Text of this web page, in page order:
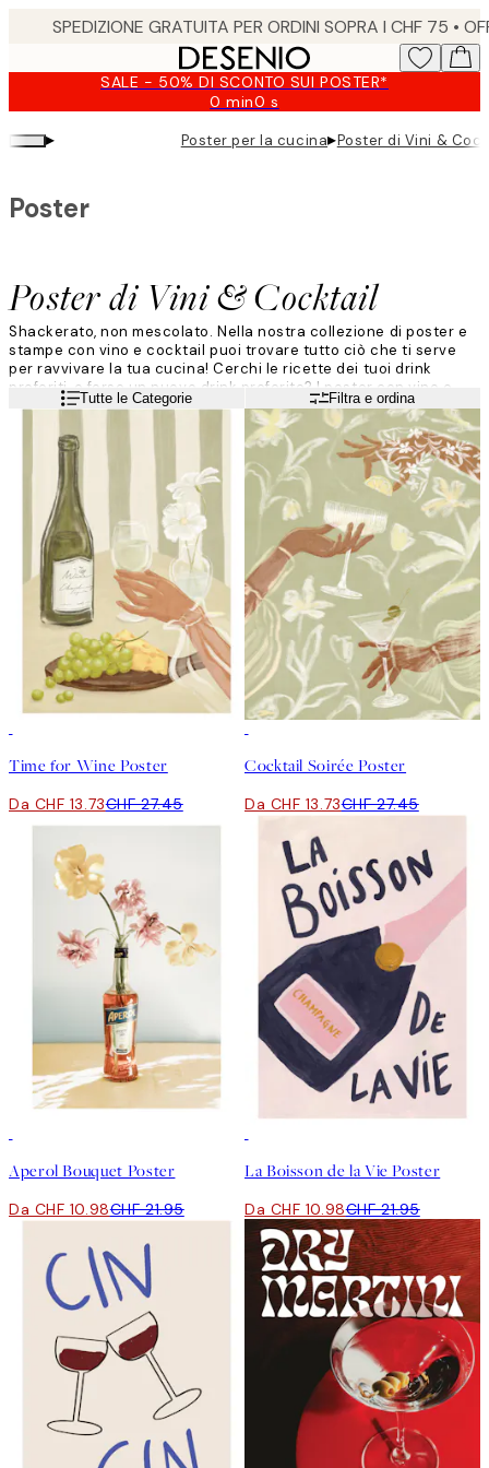
SALE - 50% DI SCONTO SUI POSTER*
0 min0 s
Valido
fino
a:
▸ Poster per la cucina▸Poster di Vini &
Poster di Vini & Cocktail
Poster
Shackerato, non mescolato. Nella nostra collezione di poster e
stampe con vino e cocktail puoi trovare tutto ciò che ti serve
per ravvivare la tua cucina! Cerchi le ricette dei tuoi drink
preferiti, o forse un nuovo drink preferito? I poster con vino e
cocktail sono una tendenza alla moda che durerà nel tempo,
soprattutto se scegli ricette di cocktail classici.
Leggi di piùTutte le Categorie Filtra e ordina
Time for Wine Poster
Da CHF 13.73CHF 27.45
Cocktail Soirée Poster
Da CHF 13.73CHF 27.45
Aperol Bouquet Poster
Da CHF 10.98CHF 21.95
La Boisson de la Vie Poster
Da CHF 10.98CHF 21.95